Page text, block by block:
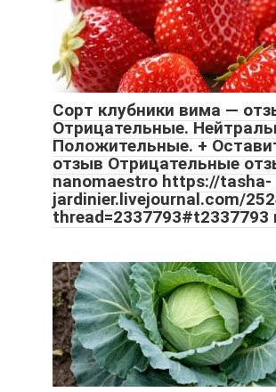
Сорт клубники вима —
Отрицательные.
Положительные. +
отзыв Отрицательные
nanomaestro https://tasha-
jardinier.livejournal.com/
thread=2337793#t2337793